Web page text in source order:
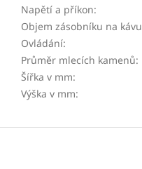
Napětí a příkon:
Objem zásobníku na kávu
Ovládání:
Průměr mlecích kamenů:
Šířka v mm:
Výška v mm:
Z